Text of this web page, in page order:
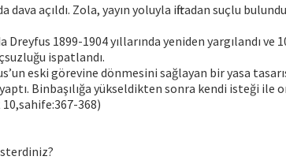
dava açıldı. Zola, yayın yoluyla iftiradan suçlu
1899-1904 yıllarında yeniden yargılandı ve
ispatlandı.
eski görevine dönmesini sağlayan bir yasa
Binbaşılığa yükseldikten sonra kendi isteği ile
368)